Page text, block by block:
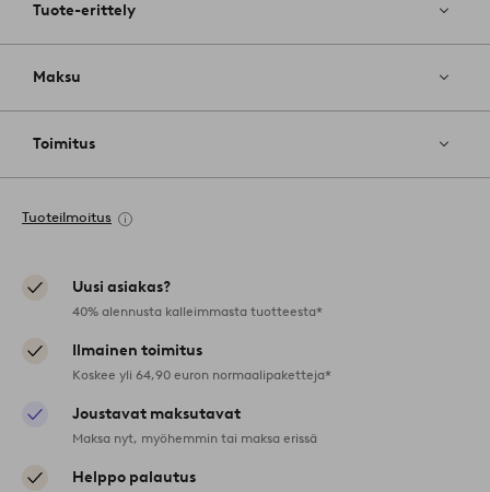
Tuote-erittely
Maksu
Toimitus
Tuoteilmoitus
Uusi asiakas?
40% alennusta kalleimmasta tuotteesta*
Ilmainen toimitus
Koskee yli 64,90 euron normaalipaketteja*
Joustavat maksutavat
Maksa nyt, myöhemmin tai maksa erissä
Helppo palautus